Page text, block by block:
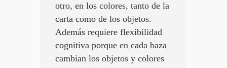
otro, en los colores, tanto de la
carta como de los objetos.
Además requiere flexibilidad
cognitiva porque en cada baza
cambian los objetos y colores